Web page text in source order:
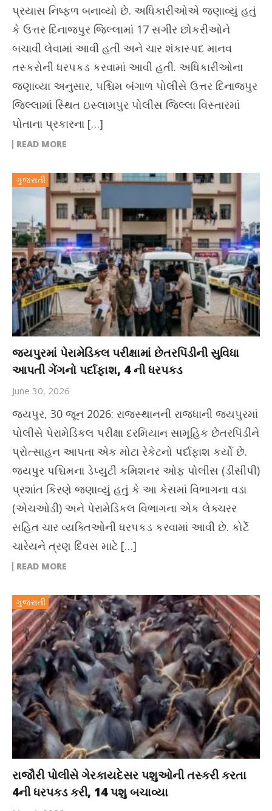
પ્રયાસ નિષ્ફળ બનાવ્યો છે. અધિકારીઓએ જણાવ્યું હતું
કે ઉત્તર દિનાજપુર જિલ્લામાં 17 સગીર છોકરીઓને
બચાવી લેવામાં આવી હતી અને ચાર શંકાસ્પદ માનવ
તસ્કરોની ધરપકડ કરવામાં આવી હતી. અધિકારીઓના
જણાવ્યા અનુસાર, પશ્ચિમ બંગાળ પોલીસે ઉત્તર દિનાજપુર
જિલ્લામાં સ્થિત ઇસ્લામપુર પોલીસ જિલ્લા વિસ્તારમાં
પોતાના પ્રકારના […]
READ MORE
ગુજરાતી
જયપુરમાં પેરામેડિકલ પરીક્ષામાં છેતરપિંડીની સુવિધા
આપતી ગેંગનો પર્દાફાશ, 4 ની ધરપકડ
June 30, 2026
જયપુર, 30 જૂન 2026: રાજસ્થાનની રાજધાની જયપુરમાં
પોલીસે પેરામેડિકલ પરીક્ષા દરમિયાન સામૂહિક છેતરપિંડીને
પ્રોત્સાહન આપતા એક મોટા રેકેટનો પર્દાફાશ કર્યો છે.
જયપુર પશ્ચિમના ડેપ્યુટી કમિશનર ઓફ પોલીસ (ડીસીપી)
પ્રશાંત કિરણે જણાવ્યું હતું કે આ કેસમાં વિભાગના વડા
(એચઓડી) અને પેરામેડિકલ વિભાગના એક લેક્ચરર
સહિત ચાર વ્યક્તિઓની ધરપકડ કરવામાં આવી છે. કોર્ટે
ચારેયને ત્રણ દિવસ માટે […]
READ MORE
ગુજરાતી
રાજૌરી પોલીસે ગેરકાયદેસર પશુઓની તસ્કરી કરતા
4ની ધરપકડ કરી, 14 પશુ બચાવ્યા